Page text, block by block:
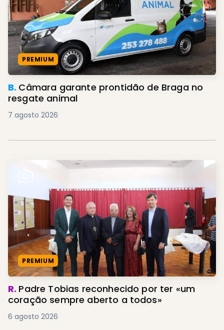
PREMIUM
B. Câmara garante prontidão de Braga no
resgate animal
7 agosto 2026
PREMIUM
R. Padre Tobias reconhecido por ter «um
coração sempre aberto a todos»
6 agosto 2026